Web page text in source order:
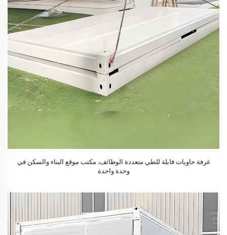
غرفة حاويات قابلة للطي متعددة الوظائف، مكتب موقع البناء والسكن في
وحدة واحدة